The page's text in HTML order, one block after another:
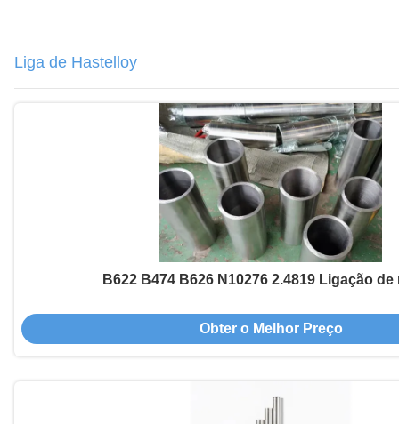
Liga de Hastelloy
B622 B474 B626 N10276 2.4819 Ligação
Obter o Melhor Preço